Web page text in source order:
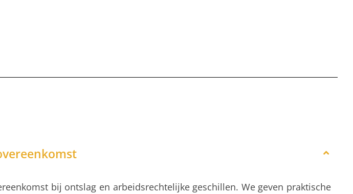
bij ontslag en arbeidsrechtelijke geschillen. We geven praktische